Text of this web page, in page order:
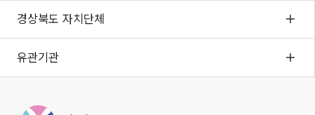
경상북도 자치단체
유관기관
영덕군청